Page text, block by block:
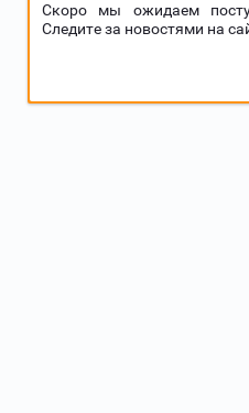
Скоро мы ожидаем
Следите за новостями на